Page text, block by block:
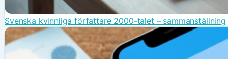
Svenska kvinnliga författare 2000-talet – sammanställning